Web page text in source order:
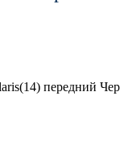
(с 2022) (Vesta NG)
передний